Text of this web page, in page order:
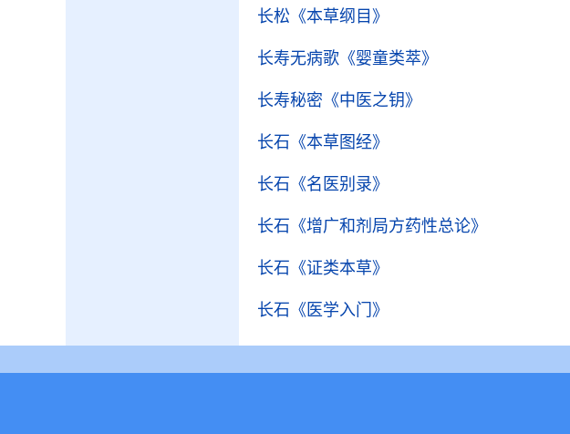
长松 《本草纲目》
长寿无病歌 《婴童类萃》
长寿秘密 《中医之钥》
长石 《本草图经》
长石 《名医别录》
长石 《增广和剂局方药性总论》
长石 《证类本草》
长石 《医学入门》